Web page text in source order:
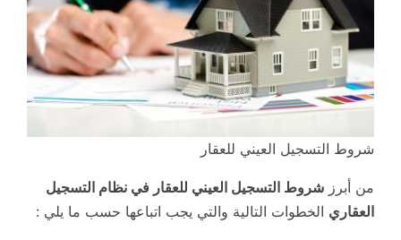
شروط التسجيل العيني للعقار
من أبرز شروط التسجيل العيني للعقار في نظام التسجيل
العقاري الخطوات التالية والتي يجب اتباعها حسب ما يلي :